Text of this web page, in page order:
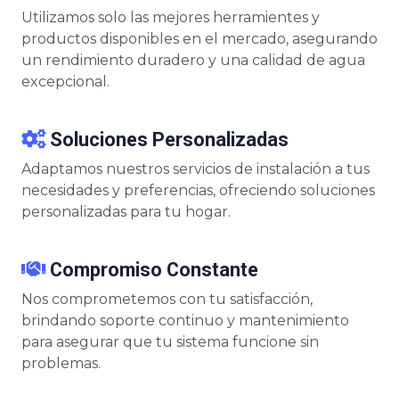
Utilizamos solo las mejores herramientes y
productos disponibles en el mercado, asegurando
un rendimiento duradero y una calidad de agua
excepcional.
Soluciones Personalizadas
Adaptamos nuestros servicios de instalación a tus
necesidades y preferencias, ofreciendo soluciones
personalizadas para tu hogar.
Compromiso Constante
Nos comprometemos con tu satisfacción,
brindando soporte continuo y mantenimiento
para asegurar que tu sistema funcione sin
problemas.